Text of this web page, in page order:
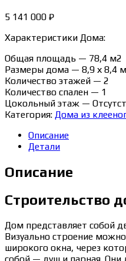
5 141 000 ₽
Характеристики Дома:
Общая площадь — 78,4 м2
Размеры дома — 8,9 х 8,4 м
Количество этажей — 2
Количество спален — 1
Цокольный этаж —
Категория: Дома из
Описание
Детали
Описание
Строительство
Дом представляет собой
Визуально строение
широкого окна, через
собой — душ и парная. Они